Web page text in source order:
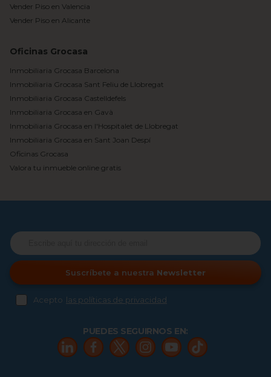
Vender Piso en Valencia
Vender Piso en Alicante
Oficinas Grocasa
Inmobiliaria Grocasa Barcelona
Inmobiliaria Grocasa Sant Feliu de Llobregat
Inmobiliaria Grocasa Castelldefels
Inmobiliaria Grocasa en Gavà
Inmobiliaria Grocasa en l'Hospitalet de Llobregat
Inmobiliaria Grocasa en Sant Joan Despí
Oficinas Grocasa
Valora tu inmueble online gratis
Suscríbete a nuestra Newsletter
Acepto las políticas de privacidad
PUEDES SEGUIRNOS EN: